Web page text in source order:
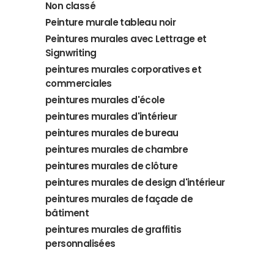
Non classé
Peinture murale tableau noir
Peintures murales avec Lettrage et
Signwriting
peintures murales corporatives et
commerciales
peintures murales d'école
peintures murales d'intérieur
peintures murales de bureau
peintures murales de chambre
peintures murales de clôture
peintures murales de design d'intérieur
peintures murales de façade de
bâtiment
peintures murales de graffitis
personnalisées